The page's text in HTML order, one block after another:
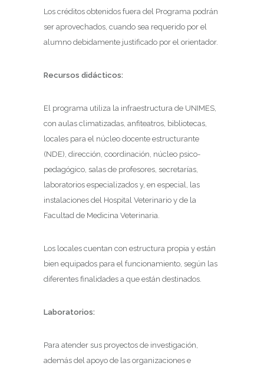
Los créditos obtenidos fuera del Programa podrán
ser aprovechados, cuando sea requerido por el
alumno debidamente justificado por el orientador.
Recursos didácticos:
El programa utiliza la infraestructura de UNIMES,
con aulas climatizadas, anfiteatros, bibliotecas,
locales para el núcleo docente estructurante
(NDE), dirección, coordinación, núcleo psico-
pedagógico, salas de profesores, secretarías,
laboratorios especializados y, en especial, las
instalaciones del Hospital Veterinario y de la
Facultad de Medicina Veterinaria.
Los locales cuentan con estructura propia y están
bien equipados para el funcionamiento, según las
diferentes finalidades a que están destinados.
Laboratorios:
Para atender sus proyectos de investigación,
además del apoyo de las organizaciones e